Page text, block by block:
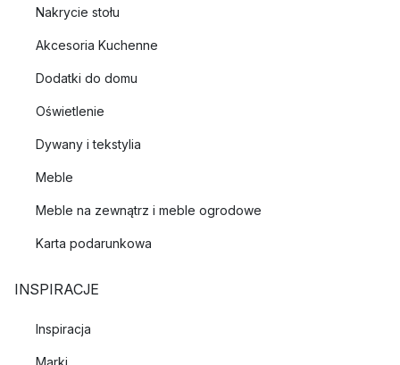
Nakrycie stołu
Akcesoria Kuchenne
Dodatki do domu
Oświetlenie
Dywany i tekstylia
Meble
Meble na zewnątrz i meble ogrodowe
Karta podarunkowa
INSPIRACJE
Inspiracja
Marki